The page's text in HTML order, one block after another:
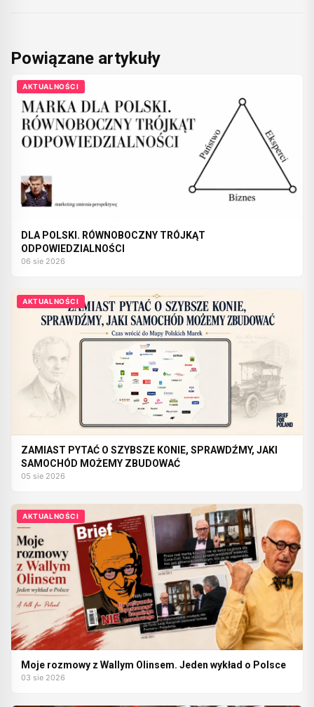
Powiązane artykuły
AKTUALNOŚCI
DLA POLSKI. RÓWNOBOCZNY TRÓJKĄT
ODPOWIEDZIALNOŚCI
06 sie 2026
AKTUALNOŚCI
ZAMIAST PYTAĆ O SZYBSZE KONIE, SPRAWDŹMY, JAKI
SAMOCHÓD MOŻEMY ZBUDOWAĆ
05 sie 2026
AKTUALNOŚCI
Moje rozmowy z Wallym Olinsem. Jeden wykład o Polsce
03 sie 2026